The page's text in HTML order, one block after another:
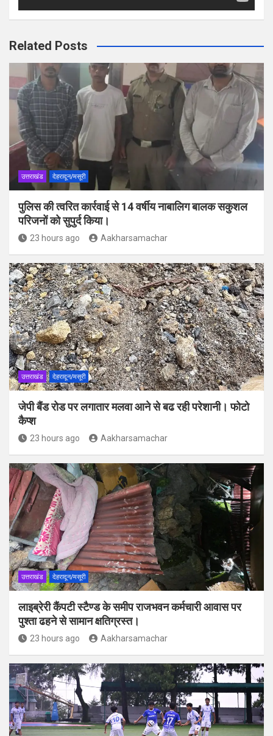
Related Posts
उत्तराखंड देहरादून/मसूरी
पुलिस की त्वरित कार्रवाई से 14 वर्षीय नाबालिग बालक सकुशल
परिजनों को सुपुर्द किया।
23 hours ago Aakharsamachar
उत्तराखंड देहरादून/मसूरी
जेपी बैंड रोड पर लगातार मलवा आने से बढ रही परेशानी। फोटो
कैप्श
23 hours ago Aakharsamachar
उत्तराखंड देहरादून/मसूरी
लाइब्रेरी कैंपटी स्टैण्ड के समीप राजभवन कर्मचारी आवास पर
पुश्ता ढहने से सामान क्षतिग्रस्त।
23 hours ago Aakharsamachar